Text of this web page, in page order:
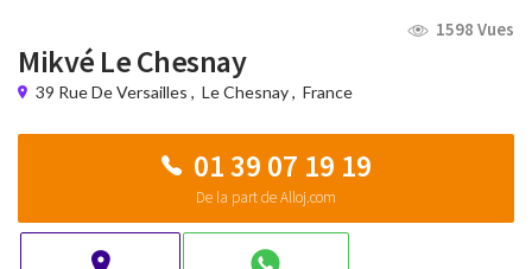
1598 Vues
Mikvé Le Chesnay
39 Rue De Versailles , Le Chesnay, France
01 39 07 19 19
De la part de Alloj.com